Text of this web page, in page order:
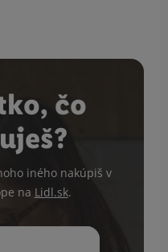
čo
iného nakúpiš v
na Lidl.sk.